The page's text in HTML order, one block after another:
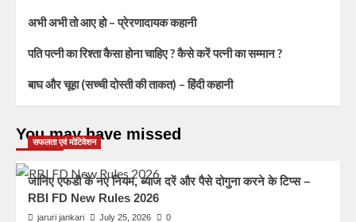
अभी अभी तो आए हो – प्रेरणादायक कहानी
पति पत्नी का रिश्ता कैसा होना चाहिए ? कैसे करें पत्नी का सम्मान ?
बाघ और चूहा (सच्ची दोस्ती की ताकत) – हिंदी कहानी
You may have missed
सफलता एवं मोटिवेशन
जानिए एफडी के नए नियम, ब्याज दरें और पैसे दोगुना करने के टिप्स –
RBI FD New Rules 2026
jaruri jankari July 25, 2026 0